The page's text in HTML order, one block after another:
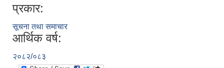
प्रकार:
सूचना तथा समाचार
आर्थिक वर्ष:
२०८२/०८३